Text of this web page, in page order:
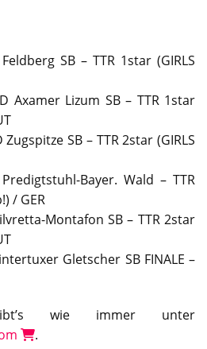
SB – TTR 1star (GIRLS
Axamer Lizum SB – TTR 1star
SB – TTR 2star (GIRLS
Bayer. Wald – TTR
/ GER
Montafon SB – TTR 2star
Gletscher SB FINALE –
wie immer unter
.